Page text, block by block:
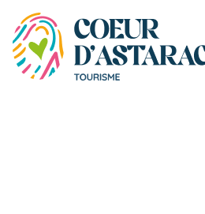
Panneau de gestion des cookies